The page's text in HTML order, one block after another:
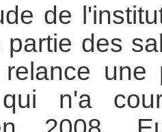
de
partie des
une
n'a